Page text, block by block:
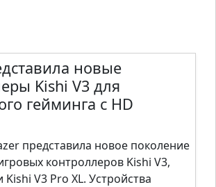
новые
Kishi V3 для
гейминга с HD
представила новое поколение
контроллеров Kishi V3,
Kishi V3 Pro XL. Устройства